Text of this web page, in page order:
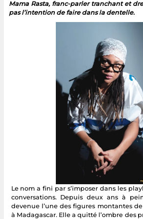
Mama Rasta, franc-parler tranchant et
pas l’intention de faire dans la dentelle.
Le nom a fini par s’imposer dans les
conversations. Depuis deux ans à
devenue l’une des figures montantes
à Madagascar. Elle a quitté l’ombre des